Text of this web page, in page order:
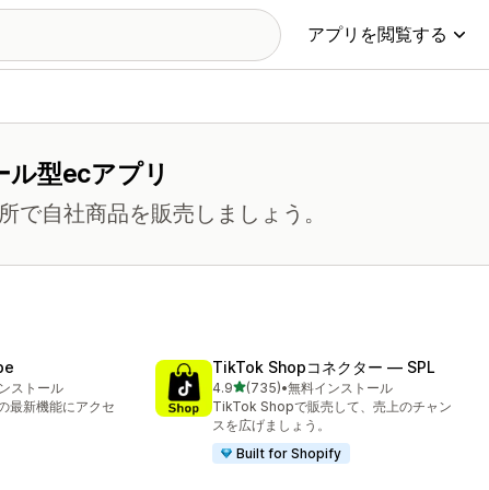
アプリを閲覧する
型ecアプリ
自社商品を販売しましょう。
件
ストール
最新機能にアクセ
TikTok Shopコネクター — SPL
4.95つ星中
(735)
合計レビュー数：735件
•無料インストール
TikTok Shopで販売して、売上のチャン
スを広げましょう。
Built for Shopify